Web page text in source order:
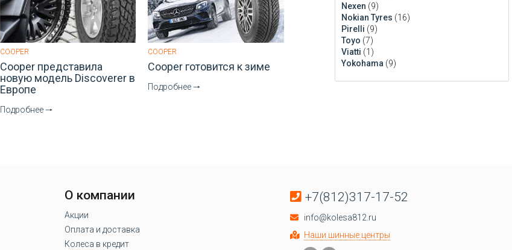
COOPER
Cooper представила
новую модель Discoverer в
Европе
Подробнее 🠒
COOPER
Cooper готовится к зиме
Подробнее 🠒
Nexen (9)
Nokian Tyres (16)
Pirelli (9)
Toyo (7)
Viatti (1)
Yokohama (9)
О компании
Акции
Оплата и доставка
Колеса в кредит
+7(812)317-17-52
info@kolesa812.ru
Наши шинные центры